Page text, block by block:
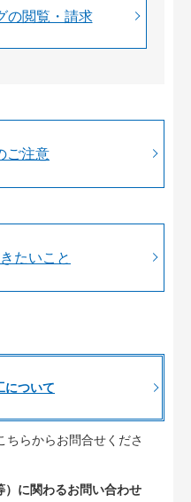
の閲覧・請求
ご注意
たいこと
について
ちらからお問合せくださ
に関わるお問い合わせ